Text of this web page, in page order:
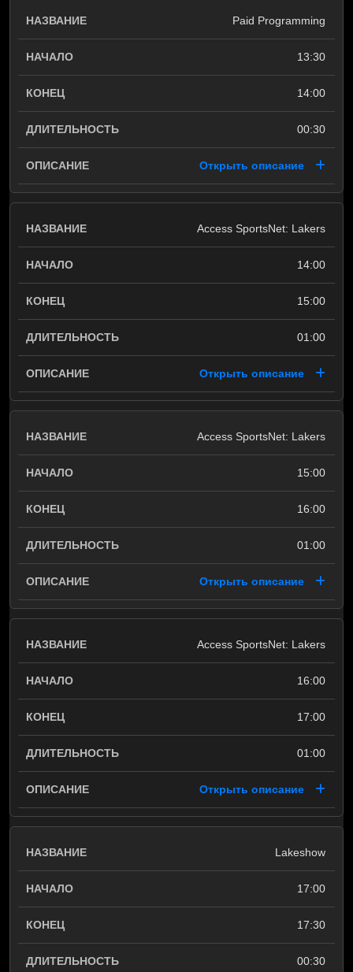
Paid Programming
13:30
14:00
00:30
Открыть описание
Access SportsNet: Lakers
14:00
15:00
01:00
Открыть описание
Access SportsNet: Lakers
15:00
16:00
01:00
Открыть описание
Access SportsNet: Lakers
16:00
17:00
01:00
Открыть описание
Lakeshow
17:00
17:30
00:30